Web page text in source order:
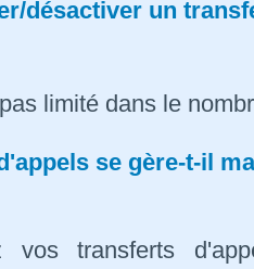
désactiver un
limité dans le
se gère-t-il
vos transferts